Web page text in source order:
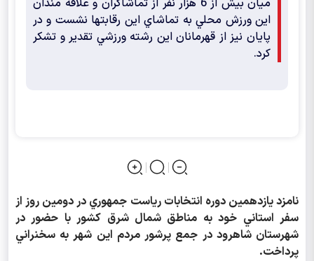
ميان بيش از 6 هزار نفر از تماشاگران و علاقه مندان
اين ورزش محلي به تماشاي اين رقابتها نشست و در
پايان نيز از قهرمانان اين رشته ورزشي تقدير و تشكر
كرد.
نامزد يازدهمين دوره انتخابات رياست جمهوري در دومين روز از
سفر استاني خود به مناطق شمال شرق كشور با حضور در
شهرستان شاهرود در جمع پرشور مردم اين شهر به سخنراني
پرداخت.